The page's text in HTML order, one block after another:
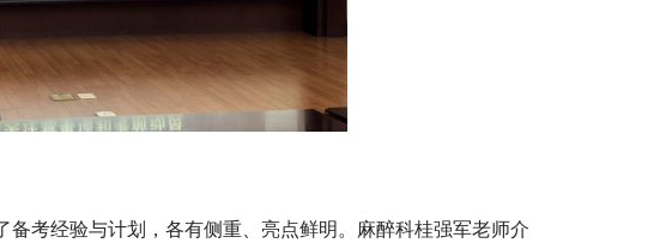
考经验与计划，各有侧重、亮点鲜明。麻醉科桂强军老师介